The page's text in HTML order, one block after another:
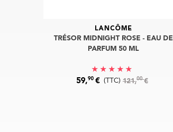
LANCÔME
TRÉSOR MIDNIGHT ROSE - EAU DE
PARFUM 50 ML
59,90 € (TTC) 121,00€